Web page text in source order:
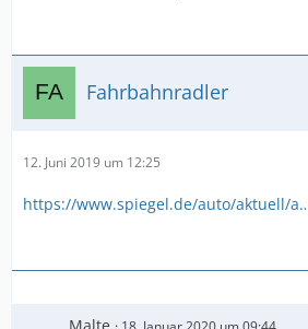
Fahrbahnradler
12. Juni 2019 um 12:25
https://www.spiegel.de/auto/aktuell/